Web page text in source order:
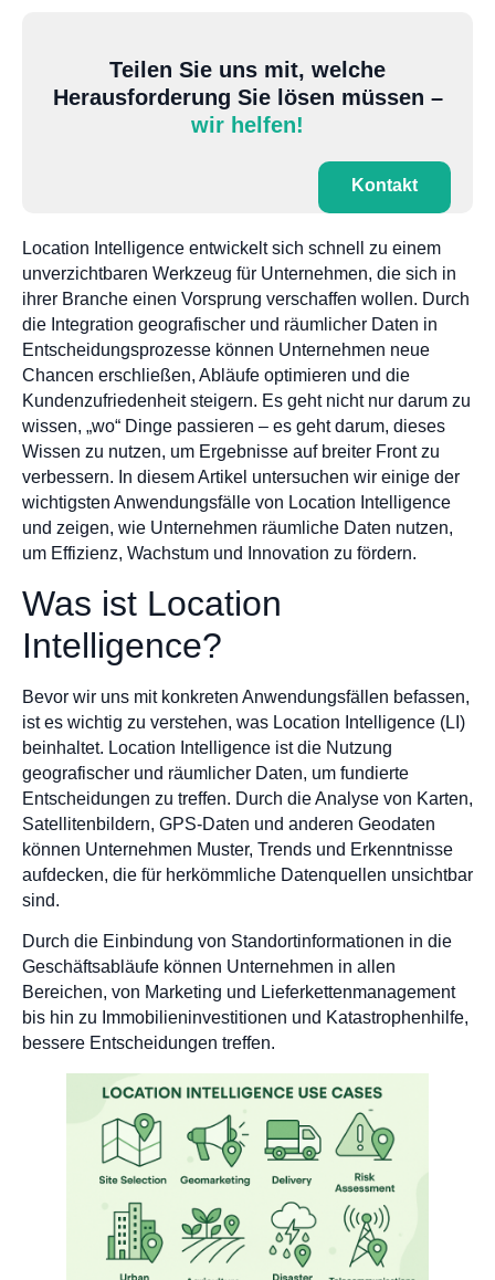
Teilen Sie uns mit, welche
Herausforderung Sie lösen müssen –
wir helfen!
Kontakt
Location Intelligence entwickelt sich schnell zu einem
unverzichtbaren Werkzeug für Unternehmen, die sich in
ihrer Branche einen Vorsprung verschaffen wollen. Durch
die Integration geografischer und räumlicher Daten in
Entscheidungsprozesse können Unternehmen neue
Chancen erschließen, Abläufe optimieren und die
Kundenzufriedenheit steigern. Es geht nicht nur darum zu
wissen, „wo“ Dinge passieren – es geht darum, dieses
Wissen zu nutzen, um Ergebnisse auf breiter Front zu
verbessern. In diesem Artikel untersuchen wir einige der
wichtigsten Anwendungsfälle von Location Intelligence
und zeigen, wie Unternehmen räumliche Daten nutzen,
um Effizienz, Wachstum und Innovation zu fördern.
Was ist Location
Intelligence?
Bevor wir uns mit konkreten Anwendungsfällen befassen,
ist es wichtig zu verstehen, was Location Intelligence (LI)
beinhaltet. Location Intelligence ist die Nutzung
geografischer und räumlicher Daten, um fundierte
Entscheidungen zu treffen. Durch die Analyse von Karten,
Satellitenbildern, GPS-Daten und anderen Geodaten
können Unternehmen Muster, Trends und Erkenntnisse
aufdecken, die für herkömmliche Datenquellen unsichtbar
sind.
Durch die Einbindung von Standortinformationen in die
Geschäftsabläufe können Unternehmen in allen
Bereichen, von Marketing und Lieferkettenmanagement
bis hin zu Immobilieninvestitionen und Katastrophenhilfe,
bessere Entscheidungen treffen.